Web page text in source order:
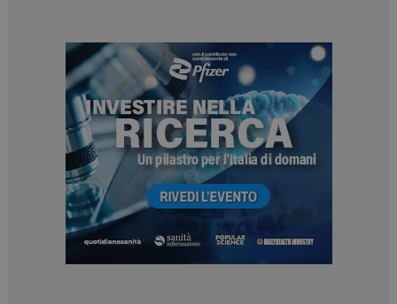
Necessari Marketing
I cookie necessari contribuiscono a rendere fruibile il
sito web abilitandone funzionalità di base quali la
navigazione sulle pagine e l'accesso alle aree
protette del sito. Il sito web non è in grado di
funzionare correttamente senza questi cookie.
NOME
FORNITORE / DOMINIO
.dailyhealthindustry.it